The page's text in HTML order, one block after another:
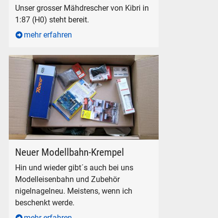
Unser grosser Mähdrescher von Kibri in
1:87 (H0) steht bereit.
mehr erfahren
Neuer Modellbahn-Krempel
Hin und wieder gibt´s auch bei uns
Modelleisenbahn und Zubehör
nigelnagelneu. Meistens, wenn ich
beschenkt werde.